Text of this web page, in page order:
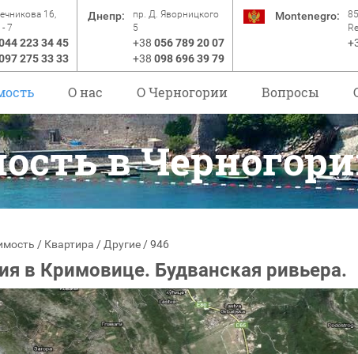
16,
7
223 34 45
275 33 33
Днепр:
пр. Д. Яворницкого
5
+38 056 789 20 07
+38 098 696 39 79
Montenegro:
О нас O Черногории Вопросы
в
/ Квартира / Другие /946
в Кримовице. Будванская ривьера.